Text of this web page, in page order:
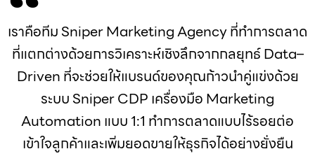
เราคือทีม Sniper Marketing Agency ที่ทำการตลาด
ที่แตกต่างด้วยการวิเคราะห์เชิงลึกจากกลยุทธ์ Data–
Driven ที่จะช่วยให้แบรนด์ของคุณก้าวนำคู่แข่งด้วย
ระบบ Sniper CDP เครื่องมือ Marketing
Automation แบบ 1:1 ทำการตลาดแบบไร้รอยต่อ
เข้าใจลูกค้าและเพิ่มยอดขายให้ธุรกิจได้อย่างยั่งยืน